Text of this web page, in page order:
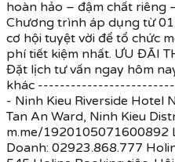
hoàn hảo – đậm chất riêng
Chương trình áp dụng từ
cơ hội tuyệt vời để tổ chức
phí tiết kiệm nhất. ƯU ĐÃI
Đặt lịch tư vấn ngay hôm
khác
- Ninh Kieu Riverside Hotel
Tan An Ward, Ninh Kieu
m.me/1920105071600892
Doanh: 02923.868.777